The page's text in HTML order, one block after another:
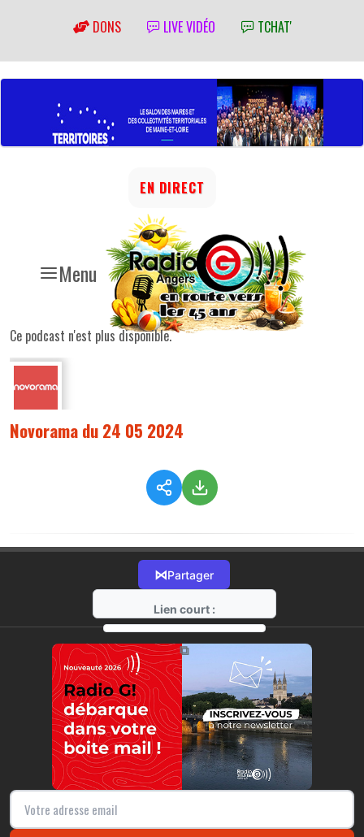
DONS LIVE VIDÉO TCHAT'
Menu
EN DIRECT
Ce podcast n'est plus disponible.
Novorama du 24 05 2024
⋈Partager
Lien court :
https://radio-g.fr?14777
⧉